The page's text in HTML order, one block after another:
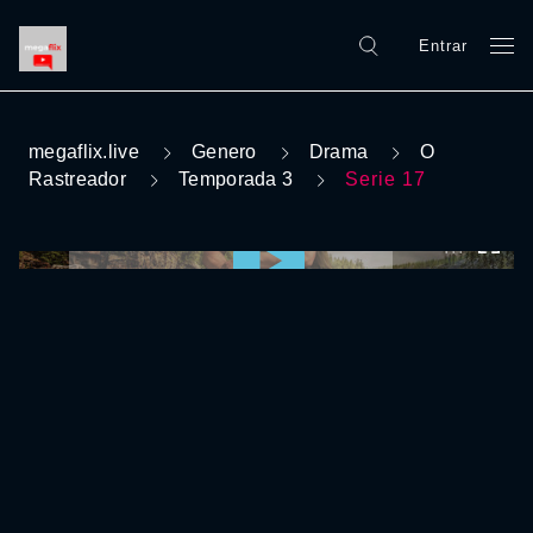
Entrar
megaflix.live Genero Drama
O
Rastreador
Temporada 3 Serie 17